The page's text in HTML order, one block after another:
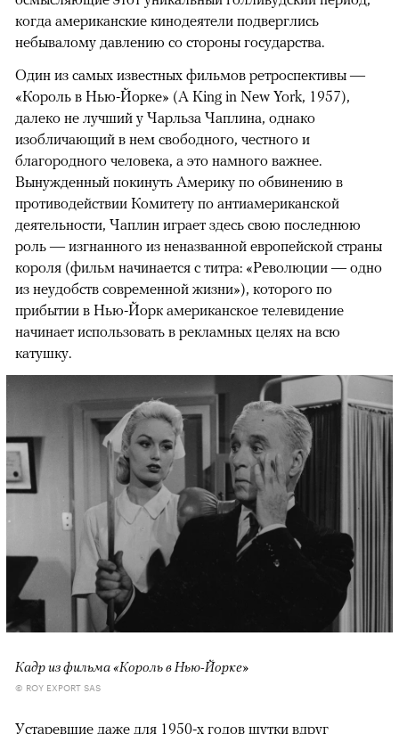
когда американские кинодеятели подверглись
небывалому давлению со стороны государства.
Один из самых известных фильмов ретроспективы —
«Король в Нью-Йорке» (A King in New York, 1957),
далеко не лучший у Чарльза Чаплина, однако
изобличающий в нем свободного, честного и
благородного человека, а это намного важнее.
Вынужденный покинуть Америку по обвинению в
противодействии Комитету по антиамериканской
деятельности, Чаплин играет здесь свою последнюю
роль — изгнанного из неназванной европейской страны
короля (фильм начинается с титра: «Революции — одно
из неудобств современной жизни»), которого по
прибытии в Нью-Йорк американское телевидение
начинает использовать в рекламных целях на всю
катушку.
Кадр из фильма «Король в Нью-Йорке»
© ROY EXPORT SAS
Устаревшие даже для 1950-х годов шутки вдруг